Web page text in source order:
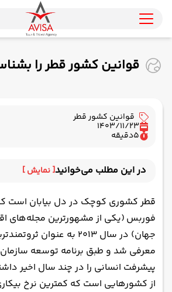
قوانین کشور قطر را
قوانین کشور قطر
1403/11/23
5دقیقه
در این مطلب می‌خوانید[ نمایش ]
قوانین مربوط به زنان در قطر
قوانین مربوط به پوشش و حجاب
قوانین رانندگی در قطر
قوانین سخت‌گیرانه درباره موارد
قوانین مربوط به مصرف الکل در
قطر کشوری کوچک در دل بیابان است
فوربس (یکی از مشهورترین مجله‌های
جهان) در سال ۲۰۱۳ به عنوان
معرفی شد و طبق برنامه توسعه سازمان
پیشرفت انسانی را در چند سال اخیر
از کشورهایی است که کمترین نرخ